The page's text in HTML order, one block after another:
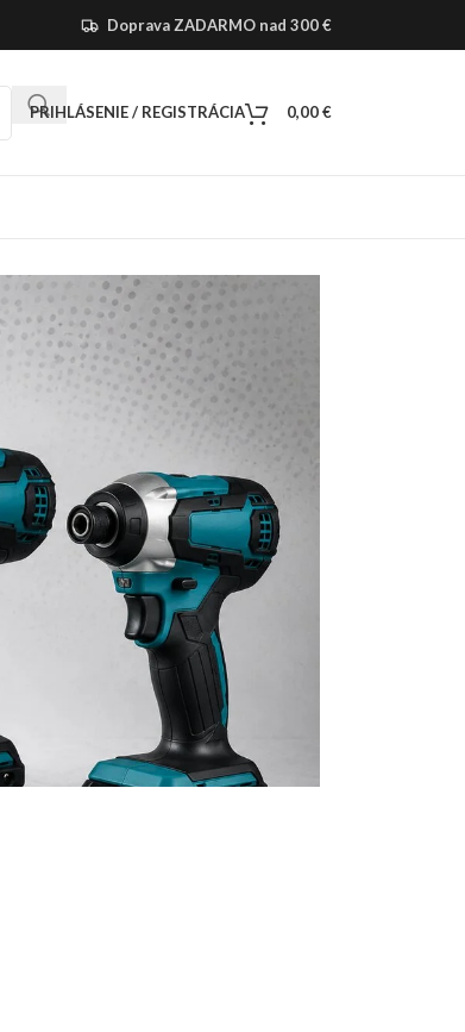
Doprava ZADARMO nad 300 €
PRIHLÁSENIE / REGISTRÁCIA 0,00€